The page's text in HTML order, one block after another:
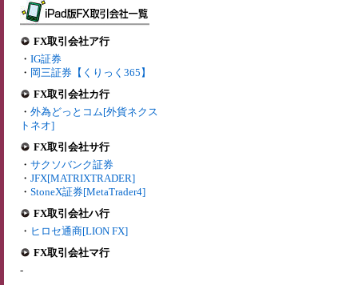
FX取引会社ア行
・ IG証券
・ 岡三証券【くりっく365】
FX取引会社カ行
・ 外為どっとコム[外貨ネクス
トネオ]
FX取引会社サ行
・ サクソバンク証券
・ JFX[MATRIXTRADER]
・ StoneX証券[MetaTrader4]
FX取引会社ハ行
・ ヒロセ通商[LION FX]
FX取引会社マ行
-